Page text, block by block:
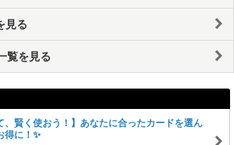
見る
覧を見る
、賢く使おう！】あなたに合ったカードを選ん
得に！✨